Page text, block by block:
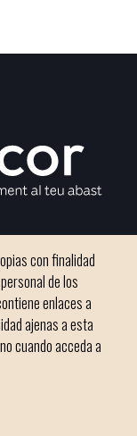
con finalidad
de los
enlaces a
ajenas a esta
cuando acceda a